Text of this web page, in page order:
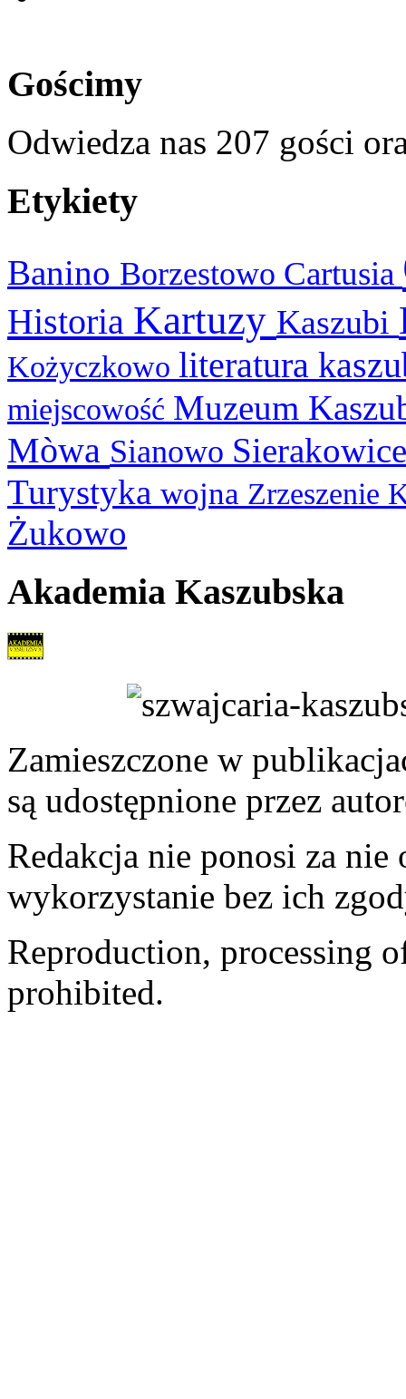
Gościmy
Odwiedza nas 207 gości
Etykiety
Banino Borzestowo Cartusia
Historia Kartuzy Kaszubi
Kożyczkowo literatura
miejscowość Muzeum
Mòwa Sianowo
Turystyka wojna Zrzeszenie
Żukowo
Akademia Kaszubska
Zamieszczone w
są udostępnione przez
Redakcja nie ponosi za
wykorzystanie bez ich
Reproduction, processing
prohibited.